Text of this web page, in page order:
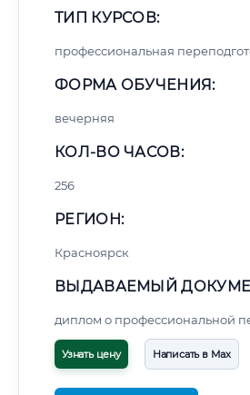
ТИП КУРСОВ:
профессиональная
ФОРМА ОБУЧЕНИЯ:
вечерняя
КОЛ-ВО ЧАСОВ:
256
РЕГИОН:
Красноярск
ВЫДАВАЕМЫЙ
диплом о профессиональной
Узнать цену Написать в Max